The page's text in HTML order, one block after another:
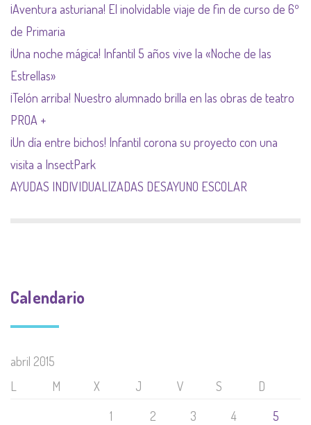
¡Aventura asturiana! El inolvidable viaje de fin de curso de 6º
de Primaria
¡Una noche mágica! Infantil 5 años vive la «Noche de las
Estrellas»
¡Telón arriba! Nuestro alumnado brilla en las obras de teatro
PROA +
¡Un día entre bichos! Infantil corona su proyecto con una
visita a InsectPark
AYUDAS INDIVIDUALIZADAS DESAYUNO ESCOLAR
Calendario
abril 2015
L
M X J V S
D
1
2 3 4 5